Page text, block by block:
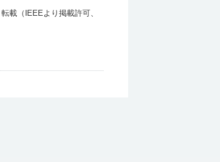
載（IEEEより掲載許可、